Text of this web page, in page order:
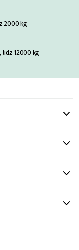
2000 kg
līdz 12000 kg